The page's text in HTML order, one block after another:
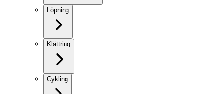
Löpning
Klättring
Cykling